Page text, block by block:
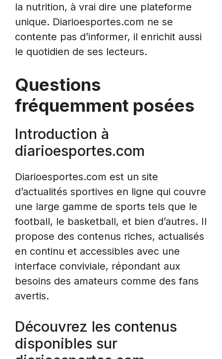
la nutrition, à vrai dire une plateforme
unique. Diarioesportes.com ne se
contente pas d’informer, il enrichit aussi
le quotidien de ses lecteurs.
Questions
fréquemment posées
Introduction à
diarioesportes.com
Diarioesportes.com est un site
d’actualités sportives en ligne qui couvre
une large gamme de sports tels que le
football, le basketball, et bien d’autres. Il
propose des contenus riches, actualisés
en continu et accessibles avec une
interface conviviale, répondant aux
besoins des amateurs comme des fans
avertis.
Découvrez les contenus
disponibles sur